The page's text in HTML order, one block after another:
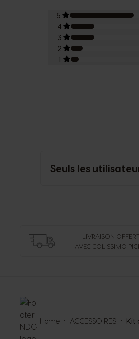
5
4
3
2
1
Seuls les
LIVRAISON
AVEC COLISSIMO
Home ACCESSOIRES Kit